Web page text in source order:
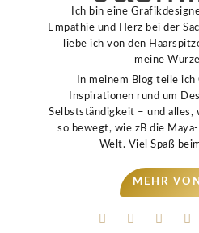
Ich bin eine
Empathie und Herz bei der
liebe ich von den
meine
In meinem Blog teile ich
Inspirationen rund um
Selbstständigkeit – und alles,
so bewegt, wie zB die
Welt. Viel Spaß
MEHR